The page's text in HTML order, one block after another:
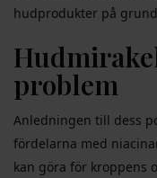
hudprodukter på
problem
Anledningen till dess
fördelarna med
kan göra för kroppens